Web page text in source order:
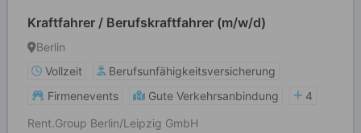
Kraftfahrer / Berufskraftfahrer (m/w/d)
Berlin
Vollzeit
Berufsunfähigkeitsversicherung
Firmenevents
Gute Verkehrsanbindung
4
Rent.Group Berlin/Leipzig GmbH